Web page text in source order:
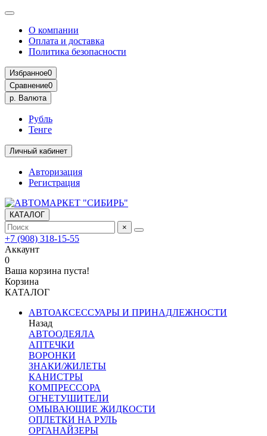
О компании
Оплата и доставка
Политика безопасности
Избранное0
Сравнение0
р. Валюта
Рубль
Тенге
Личный кабинет
Авторизация
Регистрация
КАТАЛОГ
×
+7 (908) 318-15-55
Аккаунт
0
Ваша корзина пуста!
Корзина
КАТАЛОГ
АВТОАКСЕССУАРЫ И ПРИНАДЛЕЖНОСТИ
Назад
АВТООДЕЯЛА
АПТЕЧКИ
ВОРОНКИ
ЗНАКИ/ЖИЛЕТЫ
КАНИСТРЫ
КОМПРЕССОРА
ОГНЕТУШИТЕЛИ
ОМЫВАЮЩИЕ ЖИДКОСТИ
ОПЛЕТКИ НА РУЛЬ
ОРГАНАЙЗЕРЫ